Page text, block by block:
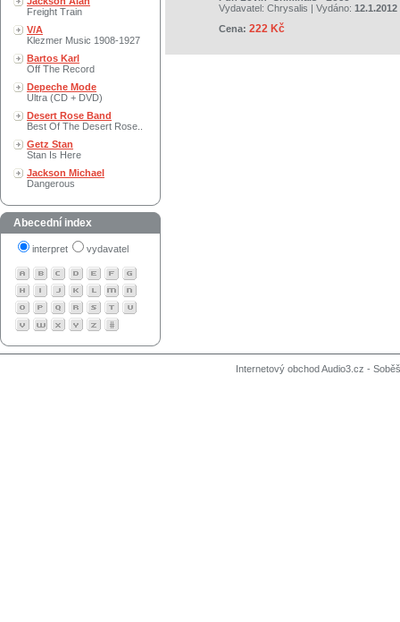
Freight Train
V/A
Klezmer Music 1908-1927
Bartos Karl
Off The Record
Depeche Mode
Ultra (CD + DVD)
Desert Rose Band
Best Of The Desert Rose..
Getz Stan
Stan Is Here
Jackson Michael
Dangerous
Abecední index
interpret vydavatel
Vydavatel: Chrysalis | Vydáno: 12.1.2012
Cena: 222 Kč
Internetový obchod Audio3.cz -